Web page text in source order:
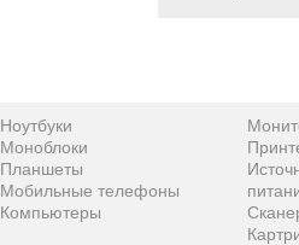
Ноутбуки
Моноблоки
Планшеты
Мобильные телефоны
Компьютеры